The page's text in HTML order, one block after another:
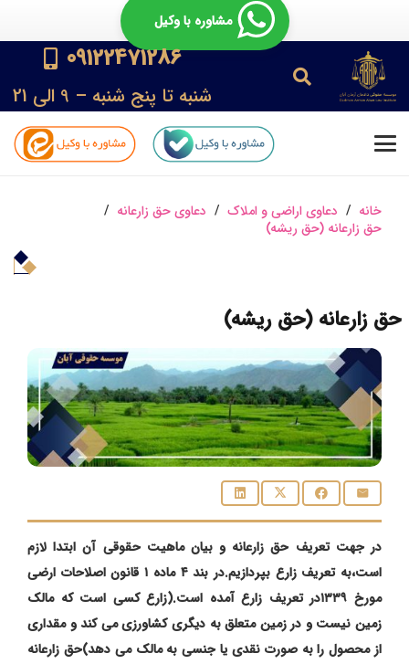
مشاوره با وکیل
09122471286
شنبه تا پنج شنبه – 9 الی 21
خانه / دعاوی اراضی و املاک / دعاوی حق زارعانه /
حق زارعانه (حق ریشه)
حق زارعانه (حق ریشه)
در جهت تعریف حق زارعانه و بیان ماهیت حقوقی آن ابتدا لازم
است،به تعریف زارع بپردازیم.در بند ۴ ماده ۱ قانون اصلاحات ارضی
مورخ ۱۳۳۹در تعریف زارع آمده است.(زارع کسی است که مالک
زمین نیست و در زمین متعلق به دیگری کشاورزی می کند و مقداری
از محصول را به صورت نقدی یا جنسی به مالک می دهد)حق زارعانه